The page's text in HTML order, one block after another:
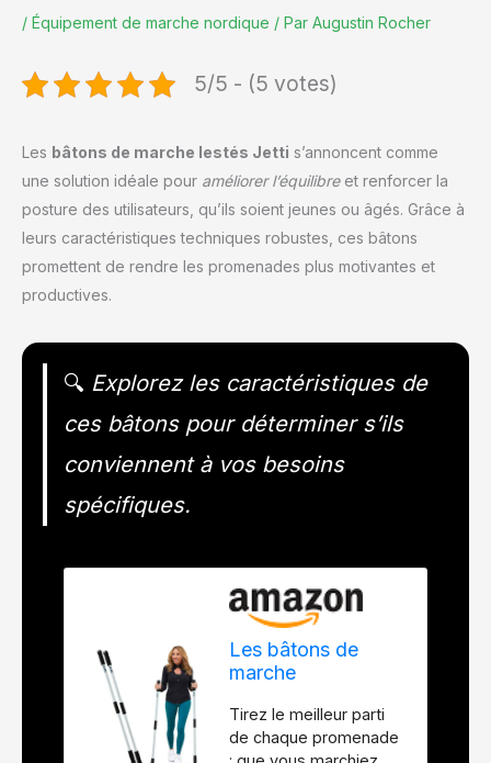
/ Équipement de marche nordique / Par Augustin Rocher
5/5 - (5 votes)
Les bâtons de marche lestés Jetti s’annoncent comme
une solution idéale pour améliorer l’équilibreet renforcer la
posture des utilisateurs, qu’ils soient jeunes ou âgés. Grâce à
leurs caractéristiques techniques robustes, ces bâtons
promettent de rendre les promenades plus motivantes et
productives.
🔍 Explorez les caractéristiques de
ces bâtons pour déterminer s’ils
conviennent à vos besoins
spécifiques.
Les bâtons de
marche
transforment la
marche en
Tirez le meilleur parti
de chaque promenade